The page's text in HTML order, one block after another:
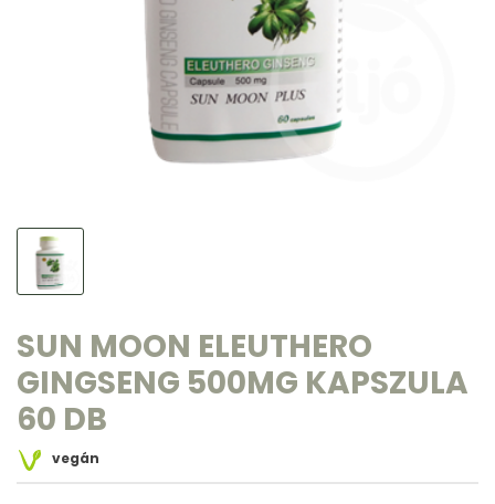
SUN MOON ELEUTHERO
GINGSENG 500MG KAPSZULA
60 DB
vegán